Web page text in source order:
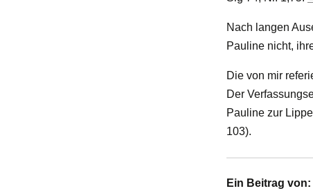
Nach langen
Pauline nicht,
Die von mir
Der
Pauline zur
103).
Ein Beitrag von: